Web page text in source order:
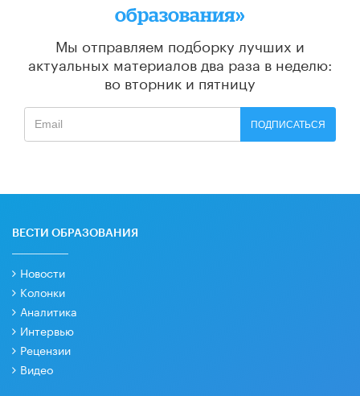
образования»
Мы отправляем подборку лучших и
актуальных материалов два раза в неделю:
во вторник и пятницу
ПОДПИСАТЬСЯ
ВЕСТИ ОБРАЗОВАНИЯ
Новости
Колонки
Аналитика
Интервью
Рецензии
Видео